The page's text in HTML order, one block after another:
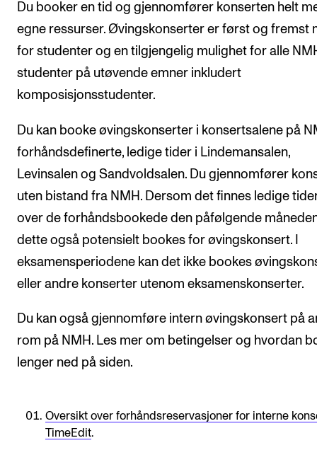
Betalte spilleoppdrag
Utveksling og reiser
Mangfold og likestilling
AKTUELT
Nyheter for studenter
Etter noter nyhetsbrev
KONTAKTER
Kontaktpunkt
Studentutvalet SUT
Biblioteket
Organisasjon
Du booker en tid og gjennomfører konserten helt
egne ressurser. Øvingskonserter er først og fremst
for studenter og en tilgjengelig mulighet for alle
studenter på utøvende emner inkludert
komposisjonsstudenter.
Du kan booke øvingskonserter i konsertsalene på
forhåndsdefinerte, ledige tider i Lindemansalen,
Levinsalen og Sandvoldsalen. Du gjennomfører
uten bistand fra NMH. Dersom det finnes ledige
over de forhåndsbookede den påfølgende
dette også potensielt bookes for øvingskonsert. I
eksamensperiodene kan det ikke bookes
eller andre konserter utenom eksamenskonserter.
Du kan også gjennomføre intern øvingskonsert på
rom på NMH. Les mer om betingelser og hvordan
lenger ned på siden.
Oversikt over forhåndsreservasjoner for interne
TimeEdit.